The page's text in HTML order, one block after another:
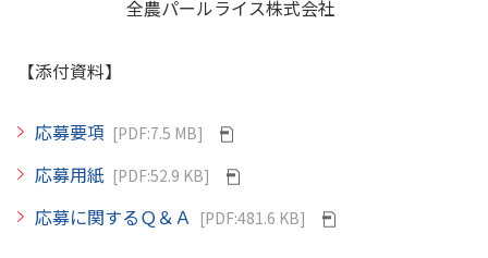
全農パールライス株式会社
【添付資料】
応募要項 [PDF:7.5 MB]
応募用紙 [PDF:52.9 KB]
応募に関するＱ＆Ａ [PDF:481.6 KB]